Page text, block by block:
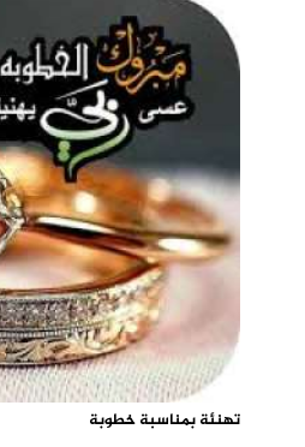
تهنئة بمناسبة خطوبة